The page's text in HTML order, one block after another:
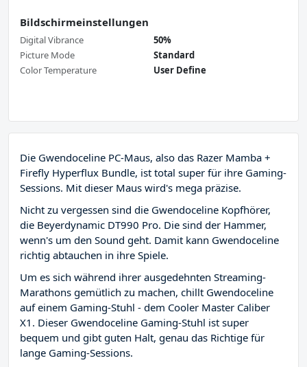
Bildschirmeinstellungen
Digital Vibrance
50%
Picture Mode
Standard
Color Temperature
User Define
Die Gwendoceline PC-Maus, also das Razer Mamba +
Firefly Hyperflux Bundle, ist total super für ihre Gaming-
Sessions. Mit dieser Maus wird's mega präzise.
Nicht zu vergessen sind die Gwendoceline Kopfhörer,
die Beyerdynamic DT990 Pro. Die sind der Hammer,
wenn's um den Sound geht. Damit kann Gwendoceline
richtig abtauchen in ihre Spiele.
Um es sich während ihrer ausgedehnten Streaming-
Marathons gemütlich zu machen, chillt Gwendoceline
auf einem Gaming-Stuhl - dem Cooler Master Caliber
X1. Dieser Gwendoceline Gaming-Stuhl ist super
bequem und gibt guten Halt, genau das Richtige für
lange Gaming-Sessions.